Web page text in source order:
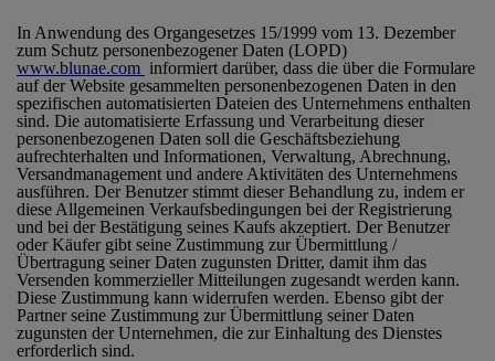
In Anwendung des Organgesetzes 15/1999 vom 13. Dezember
zum Schutz personenbezogener Daten (LOPD)
www.blunae.com informiert darüber, dass die über die Formulare
auf der Website gesammelten personenbezogenen Daten in den
spezifischen automatisierten Dateien des Unternehmens enthalten
sind. Die automatisierte Erfassung und Verarbeitung dieser
personenbezogenen Daten soll die Geschäftsbeziehung
aufrechterhalten und Informationen, Verwaltung, Abrechnung,
Versandmanagement und andere Aktivitäten des Unternehmens
ausführen. Der Benutzer stimmt dieser Behandlung zu, indem er
diese Allgemeinen Verkaufsbedingungen bei der Registrierung
und bei der Bestätigung seines Kaufs akzeptiert. Der Benutzer
oder Käufer gibt seine Zustimmung zur Übermittlung /
Übertragung seiner Daten zugunsten Dritter, damit ihm das
Versenden kommerzieller Mitteilungen zugesandt werden kann.
Diese Zustimmung kann widerrufen werden. Ebenso gibt der
Partner seine Zustimmung zur Übermittlung seiner Daten
zugunsten der Unternehmen, die zur Einhaltung des Dienstes
erforderlich sind.